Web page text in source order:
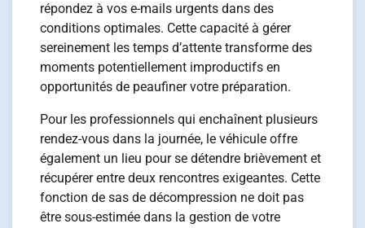
répondez à vos e-mails urgents dans des
conditions optimales. Cette capacité à gérer
sereinement les temps d’attente transforme des
moments potentiellement improductifs en
opportunités de peaufiner votre préparation.
Pour les professionnels qui enchaînent plusieurs
rendez-vous dans la journée, le véhicule offre
également un lieu pour se détendre brièvement et
récupérer entre deux rencontres exigeantes. Cette
fonction de sas de décompression ne doit pas
être sous-estimée dans la gestion de votre